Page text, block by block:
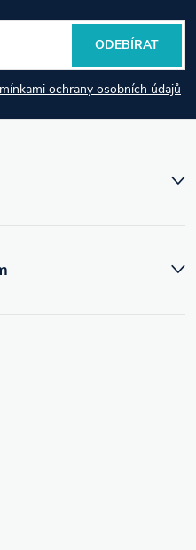
ochrany osobních údajů
ODEBÍRAT